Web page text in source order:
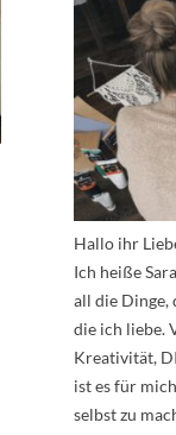
Hallo ihr
Ich heiße
all die Dinge,
die ich liebe.
Kreativität,
ist es für
selbst zu